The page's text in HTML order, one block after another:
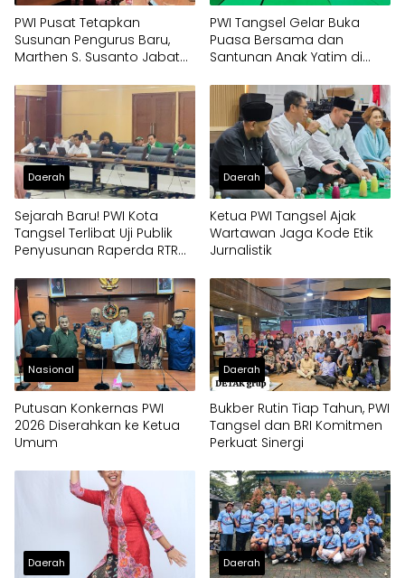
PWI Pusat Tetapkan
Susunan Pengurus Baru,
Marthen S. Susanto Jabat
PWI Tangsel Gelar Buka
Puasa Bersama dan
Santunan Anak Yatim di
Daerah
Sejarah Baru! PWI Kota
Tangsel Terlibat Uji Publik
Penyusunan Raperda RTRW,
Daerah
Ketua PWI Tangsel Ajak
Wartawan Jaga Kode Etik
Jurnalistik
Nasional
Putusan Konkernas PWI
2026 Diserahkan ke Ketua
Umum
Daerah
Bukber Rutin Tiap Tahun, PWI
Tangsel dan BRI Komitmen
Perkuat Sinergi
Daerah Daerah